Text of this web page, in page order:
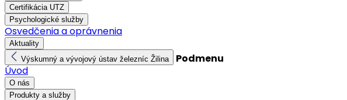
Certifikácia UTZ
Psychologické služby
Osvedčenia a oprávnenia
Aktuality
Výskumný a vývojový ústav železníc Žilina
Podmenu
Úvod
O nás
Produkty a služby